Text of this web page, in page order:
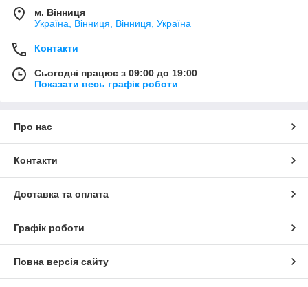
м. Вінниця
Україна, Вінниця, Вінниця, Україна
Контакти
Сьогодні працює з 09:00 до 19:00
Показати весь графік роботи
Про нас
Контакти
Доставка та оплата
Графік роботи
Повна версія сайту